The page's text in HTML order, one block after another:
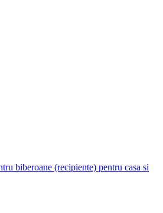
biberoane (recipiente) pentru casa si